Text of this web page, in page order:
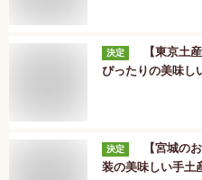
決定
【東京土
ぴったりの美味し
決定
【宮城の
装の美味しい手土